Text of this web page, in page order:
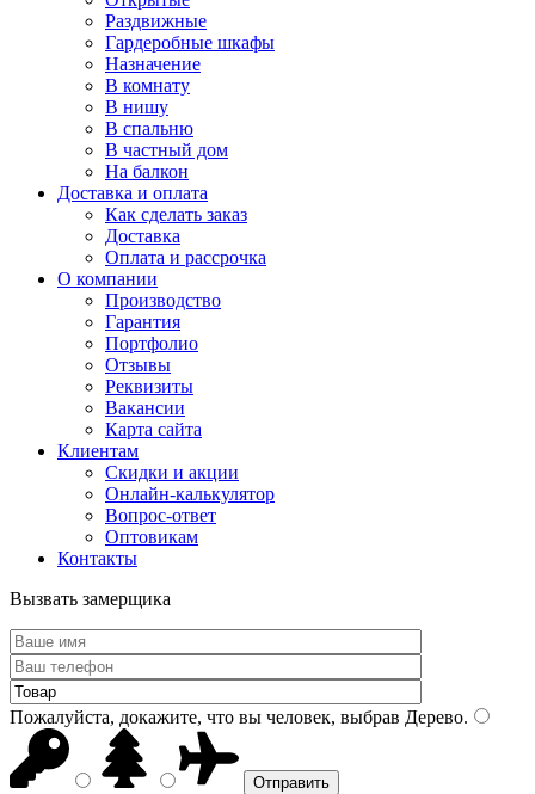
Раздвижные
Гардеробные шкафы
Назначение
В комнату
В нишу
В спальню
В частный дом
На балкон
Доставка и оплата
Как сделать заказ
Доставка
Оплата и рассрочка
О компании
Производство
Гарантия
Портфолио
Отзывы
Реквизиты
Вакансии
Карта сайта
Клиентам
Скидки и акции
Онлайн-калькулятор
Вопрос-ответ
Оптовикам
Контакты
Вызвать замерщика
Пожалуйста, докажите, что вы человек, выбрав Дерево.